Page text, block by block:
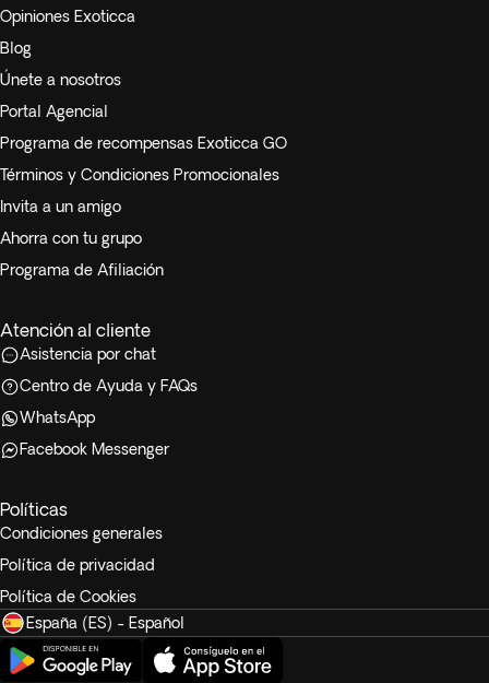
Opiniones Exoticca
Blog
Únete a nosotros
Portal Agencial
Programa de recompensas Exoticca GO
Términos y Condiciones Promocionales
Invita a un amigo
Ahorra con tu grupo
Programa de Afiliación
Atención al cliente
Asistencia por chat
Centro de Ayuda y FAQs
WhatsApp
Facebook Messenger
Políticas
Condiciones generales
Política de privacidad
Política de Cookies
España (ES) - Español